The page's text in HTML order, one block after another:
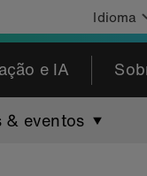
Idioma
e IA
& eventos